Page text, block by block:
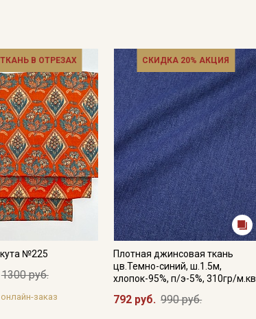
ТКАНЬ В ОТРЕЗАХ
№225
1300 руб.
заказ
СКИДКА 20% АКЦИЯ
Плотная джинсовая ткань
цв.Темно-синий, ш.1.5м,
хлопок-95%, п/э-5%, 310гр/м.кв
792 руб. 990 руб.